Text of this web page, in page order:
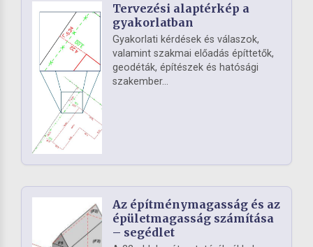
Tervezési alaptérkép a
gyakorlatban
Gyakorlati kérdések és válaszok,
valamint szakmai előadás építtetők,
geodéták, építészek és hatósági
szakember...
Az építménymagasság és az
épületmagasság számítása
– segédlet